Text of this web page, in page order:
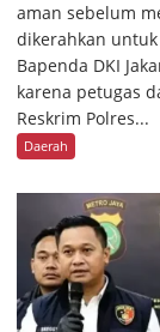
aman sebelum
dikerahkan
Bapenda DKI
karena petugas
Reskrim Polres...
Daerah